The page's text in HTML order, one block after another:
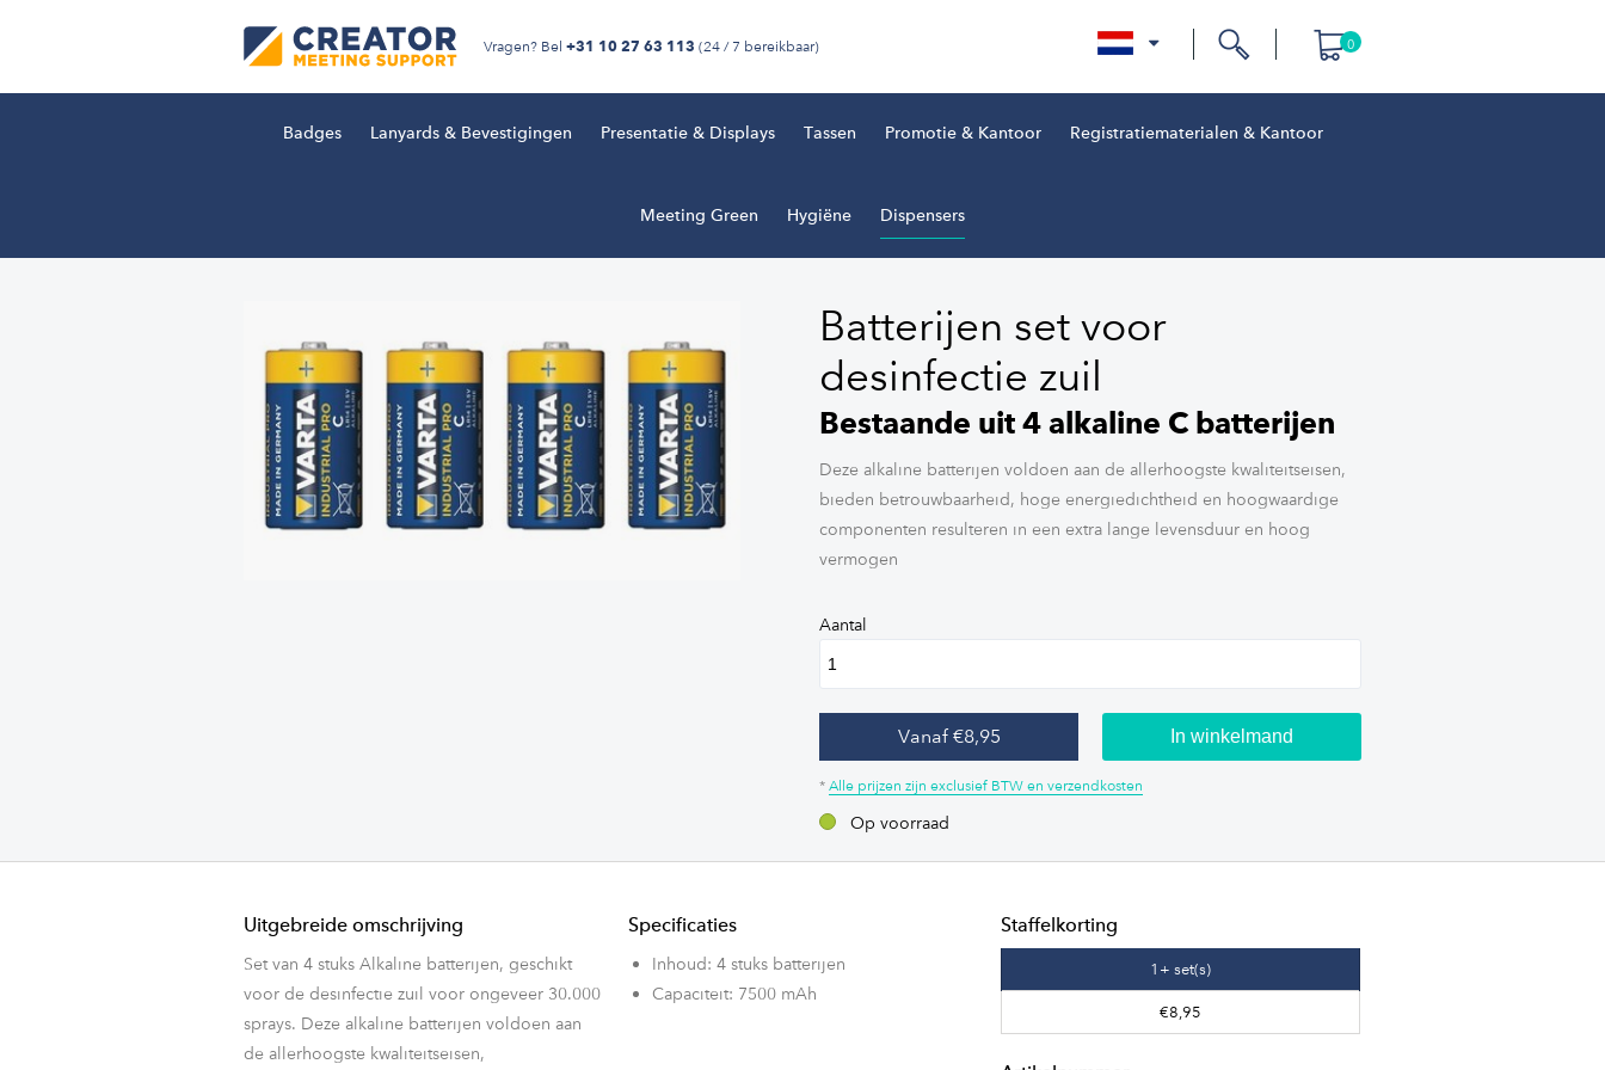
Vragen? Bel +31 10 27 63 113 (24 / 7 bereikbaar) 0
Badges Lanyards & Bevestigingen Presentatie & Displays Tassen Promotie & Kantoor Registratiematerialen & Kantoor
Meeting Green Hygiëne Dispensers
Batterijen set voor
desinfectie zuil
Bestaande uit 4 alkaline C batterijen
Deze alkaline batterijen voldoen aan de allerhoogste kwaliteitseisen,
bieden betrouwbaarheid, hoge energiedichtheid en hoogwaardige
componenten resulteren in een extra lange levensduur en hoog
vermogen
Aantal
Vanaf €8,95 In winkelmand
*Alle prijzen zijn exclusief BTW en verzendkosten
Op voorraad
Uitgebreide omschrijving
Set van 4 stuks Alkaline batterijen, geschikt
voor de desinfectie zuil voor ongeveer 30.000
sprays. Deze alkaline batterijen voldoen aan
de allerhoogste kwaliteitseisen,
Specificaties
Inhoud: 4 stuks batterijen
Capaciteit: 7500 mAh
Staffelkorting
1+ set(s)
€8,95